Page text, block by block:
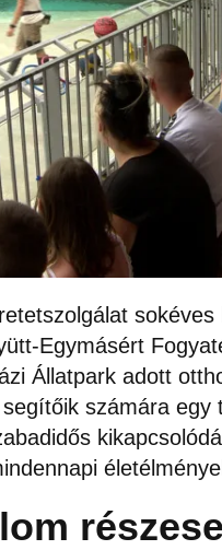
Egymásért
Állatpark adott
számára egy